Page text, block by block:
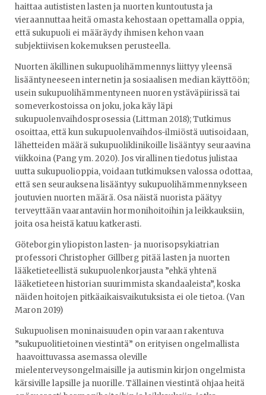
haittaa autististen lasten ja nuorten kuntoutusta ja
vieraannuttaa heitä omasta kehostaan opettamalla oppia,
että sukupuoli ei määräydy ihmisen kehon vaan
subjektiivisen kokemuksen perusteella.
Nuorten äkillinen sukupuolihämmennys liittyy yleensä
lisääntyneeseen internetin ja sosiaalisen median käyttöön;
usein sukupuolihämmentyneen nuoren ystäväpiirissä tai
someverkostoissa on joku, joka käy läpi
sukupuolenvaihdosprosessia (Littman 2018); Tutkimus
osoittaa, että kun sukupuolenvaihdos-ilmiöstä uutisoidaan,
lähetteiden määrä sukupuoliklinikoille lisääntyy seuraavina
viikkoina (Pang ym. 2020). Jos virallinen tiedotus julistaa
uutta sukupuolioppia, voidaan tutkimuksen valossa odottaa,
että sen seurauksena lisääntyy sukupuolihämmennykseen
joutuvien nuorten määrä. Osa näistä nuorista päätyy
terveyttään vaarantaviin hormonihoitoihin ja leikkauksiin,
joita osa heistä katuu katkerasti.
Göteborgin yliopiston lasten- ja nuorisopsykiatrian
professori Christopher Gillberg pitää lasten ja nuorten
lääketieteellistä sukupuolenkorjausta ”ehkä yhtenä
lääketieteen historian suurimmista skandaaleista”, koska
näiden hoitojen pitkäaikaisvaikutuksista ei ole tietoa. (Van
Maron 2019)
Sukupuolisen moninaisuuden opin varaan rakentuva
”sukupuolitietoinen viestintä” on erityisen ongelmallista
haavoittuvassa asemassa oleville
mielenterveysongelmaisille ja autismin kirjon ongelmista
kärsiville lapsille ja nuorille. Tällainen viestintä ohjaa heitä